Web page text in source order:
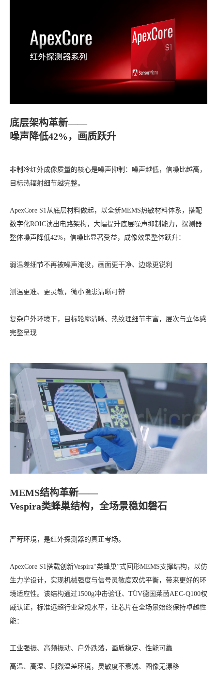
底层架构革新——
噪声降低42%，画质跃升
非制冷红外成像质量的核心是噪声抑制：噪声越低，信噪比越高，
目标热辐射细节越完整。
ApexCore S1从底层材料做起，以全新MEMS热敏材料体系，搭配
数字化ROIC读出电路架构，大幅提升底层噪声抑制能力，探测器
整体噪声降低42%，信噪比显著受益，成像效果整体跃升：
弱温差细节不再被噪声淹没，画面更干净、边缘更锐利
测温更准、更灵敏，微小隐患清晰可辨
复杂户外环境下，目标轮廓清晰、热纹理细节丰富，层次与立体感
完整呈现
MEMS结构革新——
Vespira类蜂巢结构，全场景稳如磐石
严苛环境，是红外探测器的真正考场。
ApexCore S1搭载创新Vespira“类蜂巢”式回形MEMS支撑结构，以仿
生力学设计，实现机械强度与信号灵敏度双优平衡，带来更好的环
境适应性。该结构通过1500g冲击验证、TÜV德国莱茵AEC-Q100权
威认证，标准远超行业常规水平，让芯片在全场景始终保持卓越性
能：
工业强振、高频振动、户外跌落，画质稳定、性能可靠
高温、高湿、剧烈温差环境，灵敏度不衰减、图像无漂移